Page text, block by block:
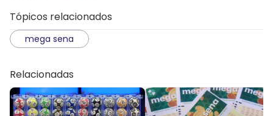
Tópicos relacionados
mega sena
Relacionadas